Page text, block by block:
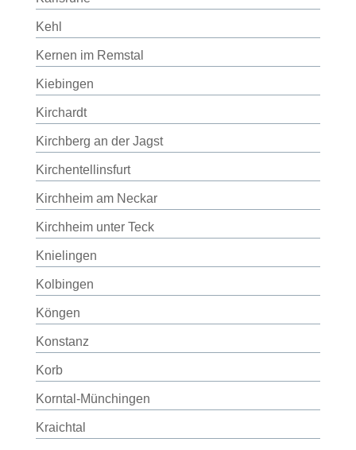
Kehl
Kernen im Remstal
Kiebingen
Kirchardt
Kirchberg an der Jagst
Kirchentellinsfurt
Kirchheim am Neckar
Kirchheim unter Teck
Knielingen
Kolbingen
Köngen
Konstanz
Korb
Korntal-Münchingen
Kraichtal